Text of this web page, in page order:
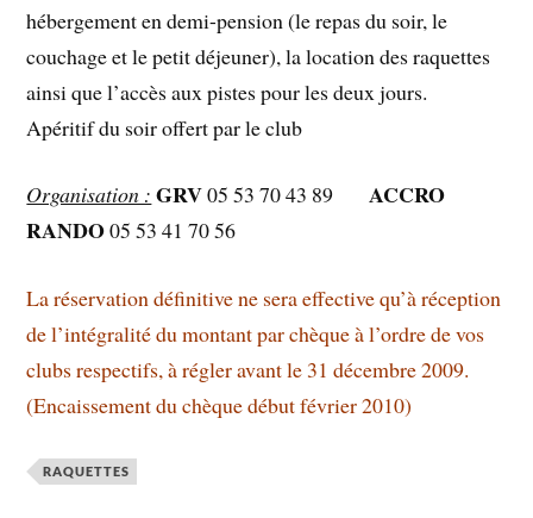
hébergement en demi-pension (le repas du soir, le
couchage et le petit déjeuner), la location des raquettes
ainsi que l’accès aux pistes pour les deux jours.
Apéritif du soir offert par le club
Organisation : GRV05 53 70 43 89ACCRO
RANDO05 53 41 70 56
La réservation définitive ne sera effective qu’à réception
de l’intégralité du montant par chèque à l’ordre de vos
clubs respectifs, à régler avant le 31 décembre 2009.
(Encaissement du chèque début février 2010)
RAQUETTES